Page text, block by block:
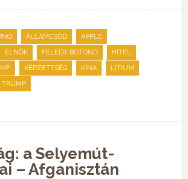
, ÁLLAMCSŐD , APPLE ,
ELNÖK , FELEDY BOTOND , HITEL ,
, KÉPZETTSÉG , KÍNA , LÍTIUM ,
TRUMP
a Selyemút-
– Afganisztán